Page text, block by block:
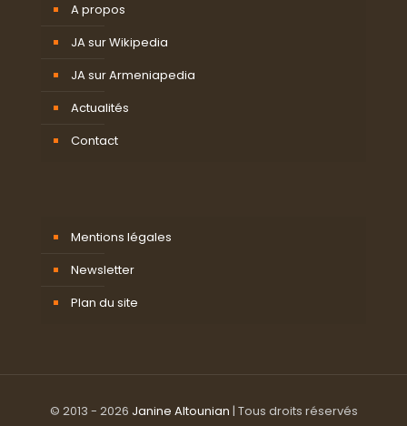
A propos
JA sur Wikipedia
JA sur Armeniapedia
Actualités
Contact
Mentions légales
Newsletter
Plan du site
© 2013 - 2026 Janine Altounian | Tous droits réservés